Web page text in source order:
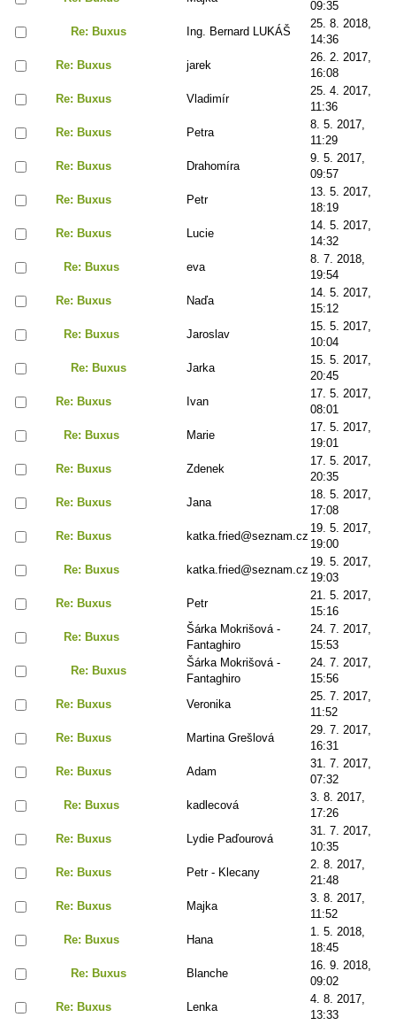
09:35
Re: Buxus
Ing. Bernard LUKÁŠ
25. 8. 2018,
14:36
Re: Buxus
jarek
26. 2. 2017,
16:08
Re: Buxus
Vladimír
25. 4. 2017,
11:36
Re: Buxus
Petra
8. 5. 2017,
11:29
Re: Buxus
Drahomíra
9. 5. 2017,
09:57
Re: Buxus
Petr
13. 5. 2017,
18:19
Re: Buxus
Lucie
14. 5. 2017,
14:32
Re: Buxus
eva
8. 7. 2018,
19:54
Re: Buxus
Naďa
14. 5. 2017,
15:12
Re: Buxus
Jaroslav
15. 5. 2017,
10:04
Re: Buxus
Jarka
15. 5. 2017,
20:45
Re: Buxus
Ivan
17. 5. 2017,
08:01
Re: Buxus
Marie
17. 5. 2017,
19:01
Re: Buxus
Zdenek
17. 5. 2017,
20:35
Re: Buxus
Jana
18. 5. 2017,
17:08
Re: Buxus
katka.fried@seznam.cz
19. 5. 2017,
19:00
Re: Buxus
katka.fried@seznam.cz
19. 5. 2017,
19:03
Re: Buxus
Petr
21. 5. 2017,
15:16
Re: Buxus
Šárka Mokrišová -
Fantaghiro
24. 7. 2017,
15:53
Re: Buxus
Šárka Mokrišová -
Fantaghiro
24. 7. 2017,
15:56
Re: Buxus
Veronika
25. 7. 2017,
11:52
Re: Buxus
Martina Grešlová
29. 7. 2017,
16:31
Re: Buxus
Adam
31. 7. 2017,
07:32
Re: Buxus
kadlecová
3. 8. 2017,
17:26
Re: Buxus
Lydie Paďourová
31. 7. 2017,
10:35
Re: Buxus
Petr - Klecany
2. 8. 2017,
21:48
Re: Buxus
Majka
3. 8. 2017,
11:52
Re: Buxus
Hana
1. 5. 2018,
18:45
Re: Buxus
Blanche
16. 9. 2018,
09:02
Re: Buxus
Lenka
4. 8. 2017,
13:33